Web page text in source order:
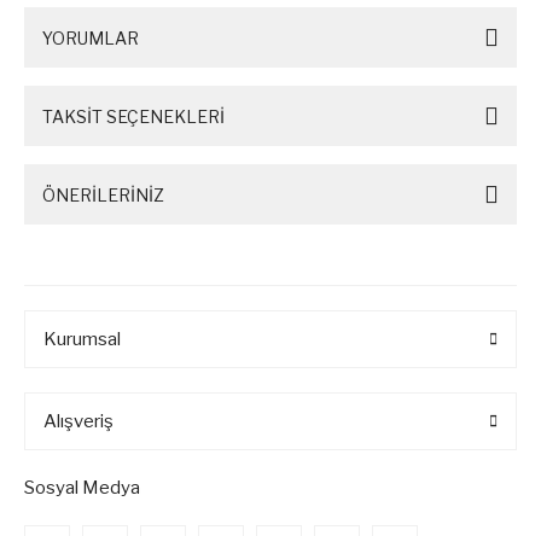
YORUMLAR
TAKSİT SEÇENEKLERİ
ÖNERİLERİNİZ
Kurumsal
Alışveriş
Sosyal Medya